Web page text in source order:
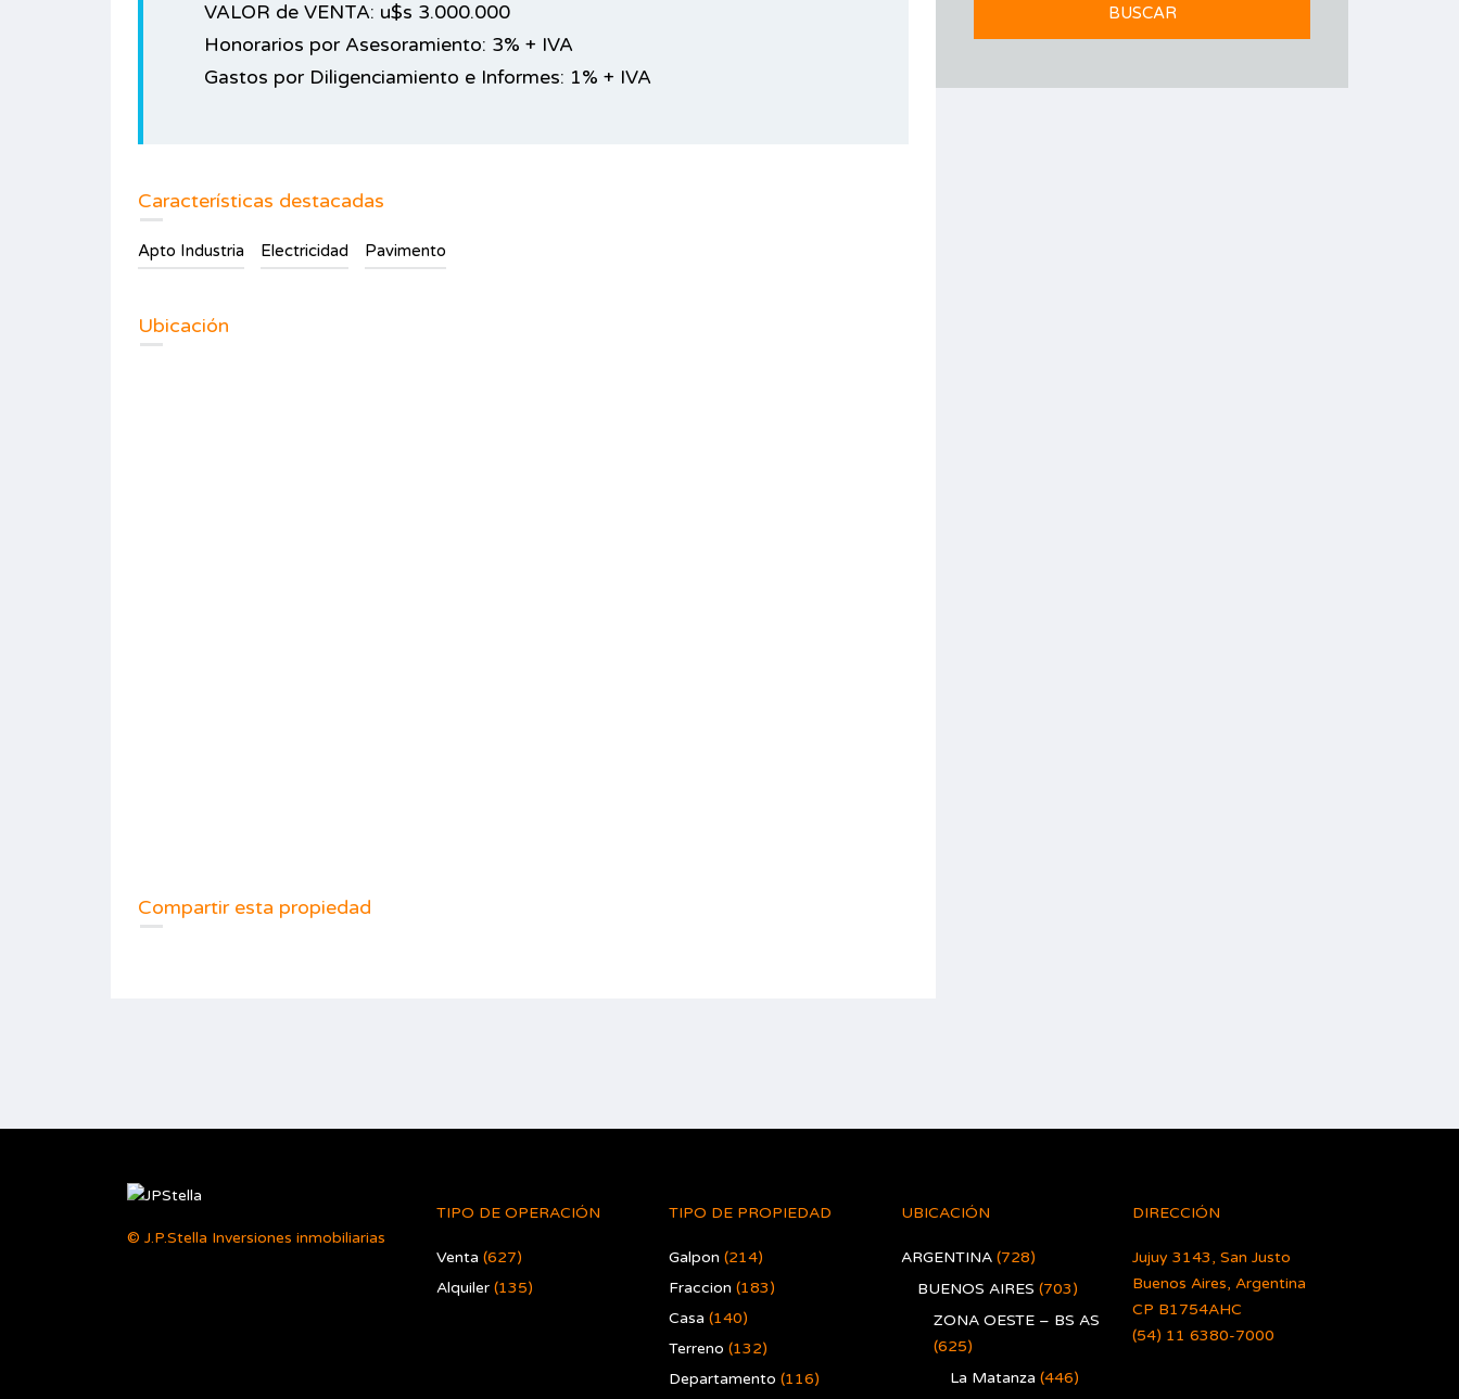
VALOR de VENTA: u$s 3.000.000
Honorarios por Asesoramiento: 3% + IVA
Gastos por Diligenciamiento e Informes: 1% + IVA
Características destacadas
Apto Industria Electricidad Pavimento
Ubicación
Compartir esta propiedad
© J.P.Stella Inversiones inmobiliarias
TIPO DE OPERACIÓN
Venta (627)
Alquiler (135)
TIPO DE PROPIEDAD
Galpon (214)
Fraccion (183)
Casa (140)
Terreno (132)
Departamento (116)
UBICACIÓN
ARGENTINA(728)
BUENOS AIRES (703)
ZONA OESTE – BS AS
(625)
La Matanza (446)
DIRECCIÓN
Jujuy 3143, San Justo
Buenos Aires, Argentina
CP B1754AHC
(54) 11 6380-7000